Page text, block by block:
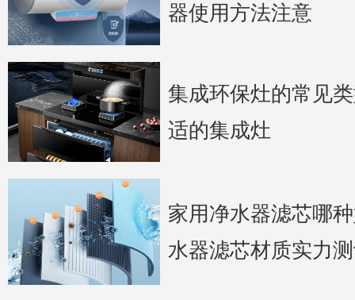
器使用方法注意
集成环保灶的常见
适的集成灶
家用净水器滤芯哪
水器滤芯材质实力